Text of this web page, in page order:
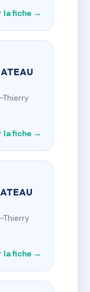
la fiche →
la fiche →
Thierry
la fiche →